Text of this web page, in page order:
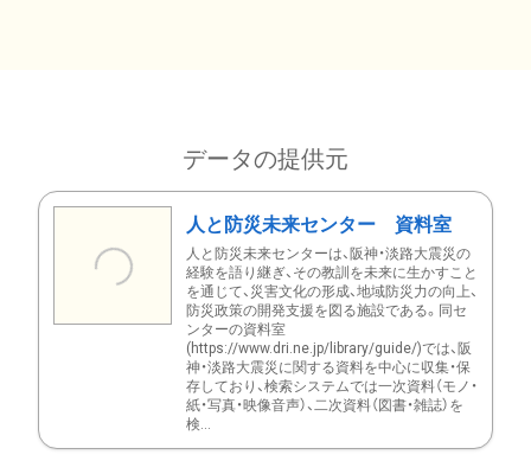
データの提供元
人と防災未来センター 資料室
人と防災未来センターは、阪神・淡路大震災の
経験を語り継ぎ、その教訓を未来に生かすこと
を通じて、災害文化の形成、地域防災力の向上、
防災政策の開発支援を図る施設である。同セ
ンターの資料室
(https://www.dri.ne.jp/library/guide/)では、阪
神・淡路大震災に関する資料を中心に収集・保
存しており、検索システムでは一次資料（モノ・
紙・写真・映像音声）、二次資料（図書・雑誌）を
検...